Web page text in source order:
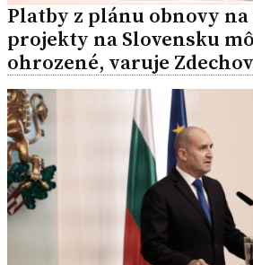
Platby z plánu obnovy
projekty na Slovensku
ohrozené, varuje